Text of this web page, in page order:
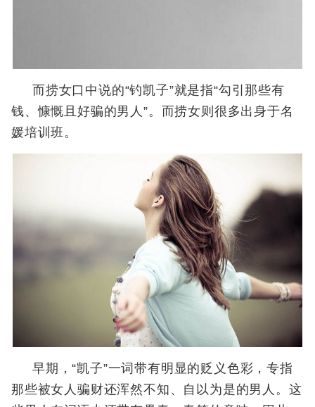
而捞女口中说的“钓凯子”就是指“勾引那些有
钱、慷慨且好骗的男人”。而捞女则很多出身于名
媛培训班。
早期，“凯子”一词带有明显的贬义色彩，专指
那些被女人骗财还浑然不知、自以为是的男人。这